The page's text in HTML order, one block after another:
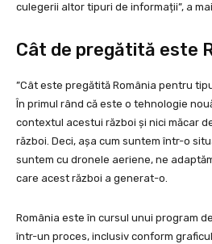
culegerii altor tipuri de informații”, a
Cât de pregătită este
”Cât este pregătită România pentru
În primul rând că este o tehnologie
contextul acestui război și nici măcar
război. Deci, așa cum suntem într-o
suntem cu dronele aeriene, ne
care acest război a generat-o.
România este în cursul unui program
într-un proces, inclusiv conform